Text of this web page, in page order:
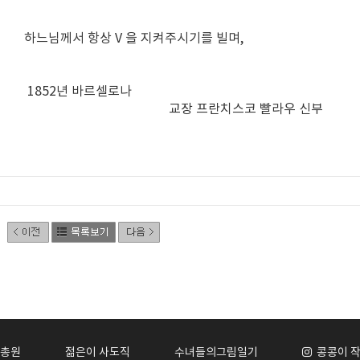
느님께서 항상 V 을 지켜주시기를 빌며,
년 바르셀로나
장 프란치스코 빨라우 신부
원 젊은이 사도직 수녀들의그림일기 콩콩이